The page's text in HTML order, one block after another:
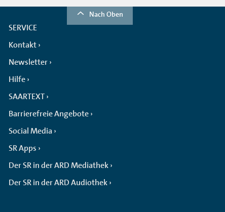
Nach Oben
SERVICE
Kontakt
Newsletter
Hilfe
SAARTEXT
Barrierefreie Angebote
Social Media
SR Apps
Der SR in der ARD Mediathek
Der SR in der ARD Audiothek